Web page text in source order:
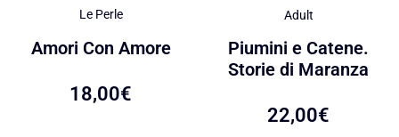
Le Perle
Amori Con Amore
18,00€
Adult
Piumini e Catene.
Storie di Maranza
22,00€